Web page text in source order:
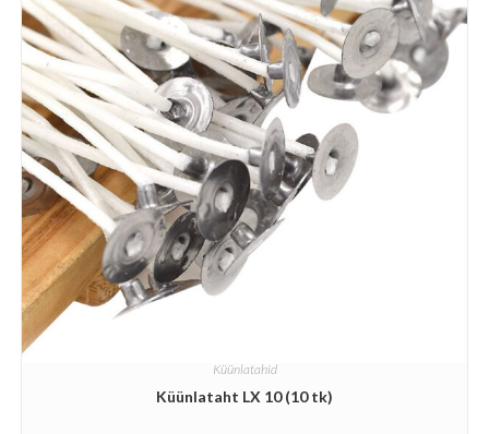
Küünlatahid
Küünlataht LX 10 (10 tk)